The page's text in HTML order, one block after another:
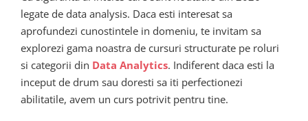
legate de data analysis. Daca esti interesat sa
aprofundezi cunostintele in domeniu, te invitam sa
explorezi gama noastra de cursuri structurate pe roluri
si categorii din Data Analytics. Indiferent daca esti la
inceput de drum sau doresti sa iti perfectionezi
abilitatile, avem un curs potrivit pentru tine.